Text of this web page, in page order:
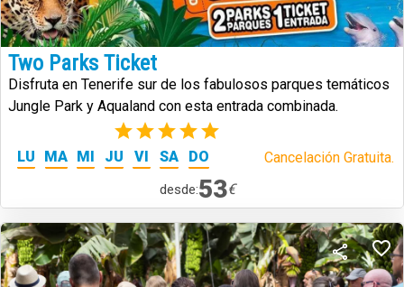
Two Parks Ticket
Disfruta en Tenerife sur de los fabulosos parques temáticos
Jungle Park y Aqualand con esta entrada combinada.
(2)
LU MA MI JU VI SA DO Cancelación Gratuita.
desde:53€